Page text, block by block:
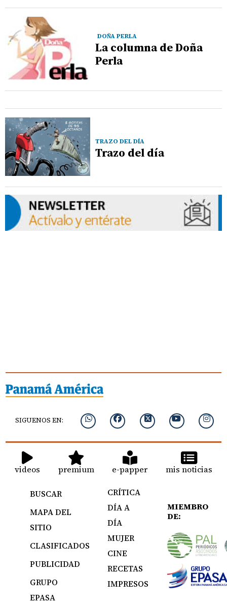
DOÑA PERLA
La columna de Doña
Perla
TRAZO DEL DÍA
Trazo del día
SIGUENOS EN:
videos premium e-papper mis noticias
BUSCAR
MAPA DEL
SITIO
CLASIFICADOS
PUBLICIDAD
GRUPO
EPASA
CRÍTICA
DÍA A
DÍA
MUJER
CINE
RECETAS
IMPRESOS
MIEMBRO
DE: